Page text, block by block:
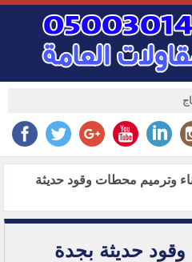
وترميم محطات وقود حديثة
حديثة بجدة